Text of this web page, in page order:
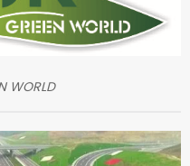
WORLD